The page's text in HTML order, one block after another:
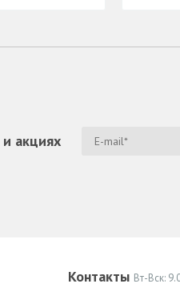
и акциях
Контакты Вт-Вск: